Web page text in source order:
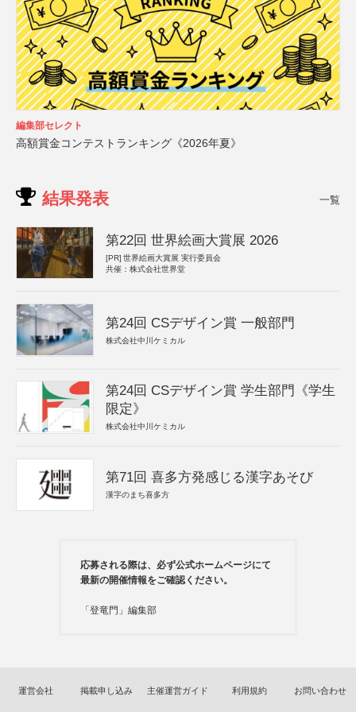
編集部セレクト
高額賞金コンテストランキング《2026年夏》
結果発表 一覧
第22回 世界絵画大賞展 2026
[PR] 世界絵画大賞展 実行委員会
共催：株式会社世界堂
第24回 CSデザイン賞 一般部門
株式会社中川ケミカル
第24回 CSデザイン賞 学生部門《学生
限定》
株式会社中川ケミカル
第71回 喜多方発感じる漢字あそび
漢字のまち喜多方
応募される際は、必ず公式ホームページにて
最新の開催情報をご確認ください。
「登竜門」編集部
運営会社 掲載申し込み 主催運営ガイド 利用規約 お問い合わせ